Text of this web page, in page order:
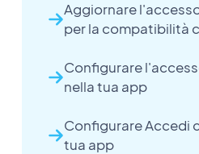
Aggiornare
per la compatibilità
Configurare
nella tua app
Configurare Accedi
tua app